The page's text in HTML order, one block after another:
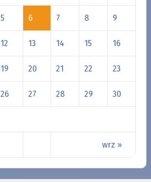
wrz »
5 6 7 8 9
12 13 14 15 16
19 20 21 22 23
26 27 28 29 30